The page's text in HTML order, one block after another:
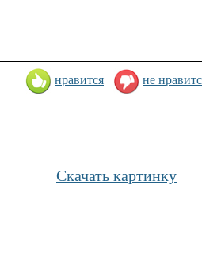
нравится не
Скачать картинку